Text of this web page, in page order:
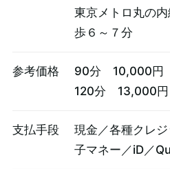
東京メトロ丸の
歩６～７分
参考価格
90分 10,000円
120分 13,000円
支払手段
現金／各種クレ
子マネー／iD／